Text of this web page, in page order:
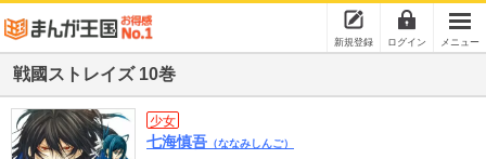
新規登録 ログイン メニュー
戦國ストレイズ 10巻
少女
七海慎吾 （ななみしんご）